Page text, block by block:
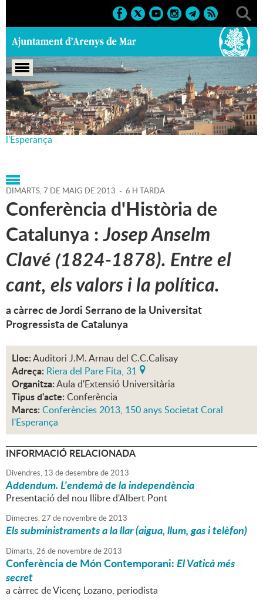
Portada > Agenda > 07-05-
2013 > Marcs > Culturals > 2013 > 150 anys Societat Coral
l'Esperança
DIMARTS,7 DE MAIG DE 2013 - 6 H TARDA
Conferència d'Història de
Catalunya :Josep Anselm
Clavé (1824-1878). Entre el
cant, els valors i la política.
a càrrec de Jordi Serrano de la Universitat
Progressista de Catalunya
Lloc:Auditori J.M. Arnau del C.C.Calisay
Adreça: Riera del Pare Fita, 31
Organitza:Aula d'Extensió Universitària
Tipus d'acte: Conferència
Marcs: Conferències 2013, 150 anys Societat Coral
l'Esperança
INFORMACIÓ RELACIONADA
Divendres, 13 dedesembrede2013
Addendum. L'endemà de la independència
Presentació del nou llibre d'Albert Pont
Dimecres,27 de novembrede2013
Els subministraments a la llar (aigua, llum, gas i telèfon)
Dimarts,26 de novembrede2013
Conferència de Món Contemporani:El Vaticà més
secret
a càrrec de Vicenç Lozano, periodista